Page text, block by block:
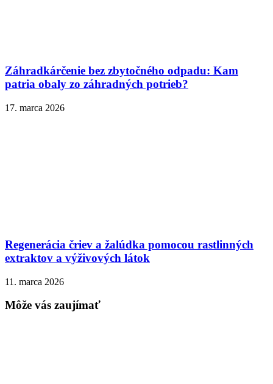
Záhradkárčenie bez zbytočného odpadu: Kam
patria obaly zo záhradných potrieb?
17. marca 2026
Regenerácia čriev a žalúdka pomocou rastlinných
extraktov a výživových látok
11. marca 2026
Môže vás zaujímať